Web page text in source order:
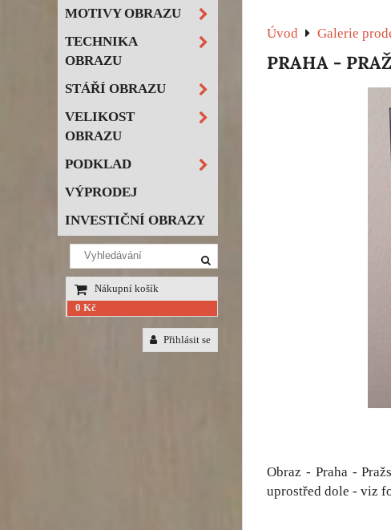
Úvod Galerie
PRAHA -
Obraz - Praha -
uprostřed dole - viz
MOTIVY OBRAZU
TECHNIKA
OBRAZU
STÁŘÍ OBRAZU
VELIKOST
OBRAZU
PODKLAD
VÝPRODEJ
INVESTIČNÍ OBRAZY
Nákupní košík
0 Kč
Přihlásit se